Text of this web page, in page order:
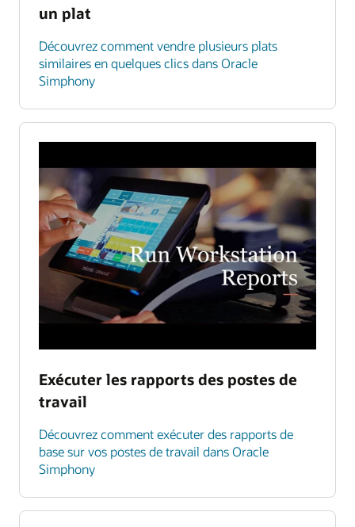
un plat
Découvrez comment vendre plusieurs plats
similaires en quelques clics dans Oracle
Simphony
Exécuter les rapports des postes de
travail
Découvrez comment exécuter des rapports de
base sur vos postes de travail dans Oracle
Simphony